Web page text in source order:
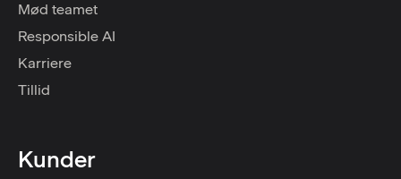
Mød teamet
Responsible AI
Karriere
Tillid
Kunder